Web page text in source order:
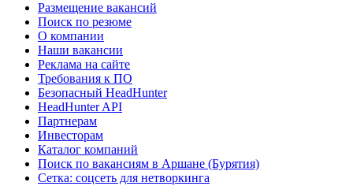
Размещение вакансий
Поиск по резюме
О компании
Наши вакансии
Реклама на сайте
Требования к ПО
Безопасный HeadHunter
HeadHunter API
Партнерам
Инвесторам
Каталог компаний
Поиск по вакансиям в Аршане (Бурятия)
Сетка: соцсеть для нетворкинга